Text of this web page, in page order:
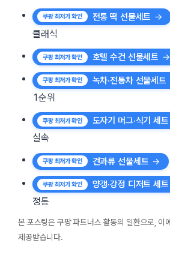
전통 떡 선물세트
클래식
호텔 수건 선물세트
녹차·전통차 선물세트
1순위
도자기 머그·식기 세트
실속
견과류 선물세트
양갱·강정 디저트 세트
정통
본 포스팅은 쿠팡 파트너스 활동의 일환으로, 이
제공받습니다.